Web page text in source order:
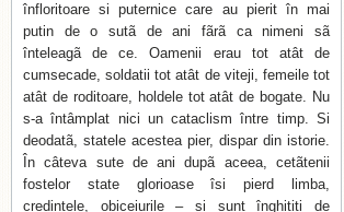
înfloritoare si puternice care au pierit în mai
putin de o sutã de ani fãrã ca nimeni sã
înteleagã de ce. Oamenii erau tot atât de
cumsecade, soldatii tot atât de viteji, femeile tot
atât de roditoare, holdele tot atât de bogate. Nu
s-a întâmplat nici un cataclism între timp. Si
deodatã, statele acestea pier, dispar din istorie.
În câteva sute de ani dupã aceea, cetãtenii
fostelor state glorioase îsi pierd limba,
credintele, obiceiurile – si sunt înghititi de